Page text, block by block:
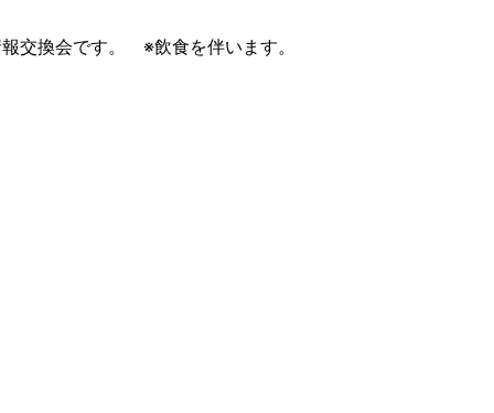
交換会です。 ※飲食を伴います。